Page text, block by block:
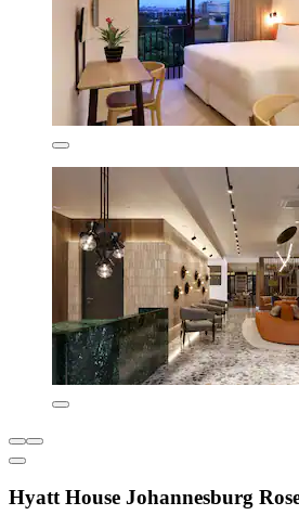
Hyatt House Johannesburg